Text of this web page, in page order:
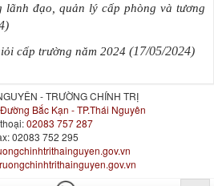
lãnh đạo, quản lý cấp phòng và tương
cấp trường năm 2024 (17/05/2024)
- TRƯỜNG CHÍNH TRỊ
Bắc Kạn - TP.Thái Nguyên
02083 757 287
02083 752 295